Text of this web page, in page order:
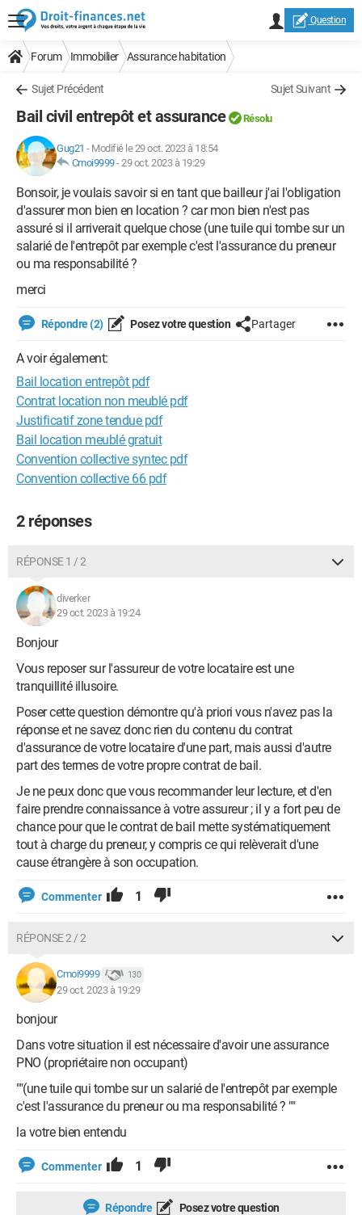
Question
Forum Immobilier Assurance habitation
Sujet Précédent Sujet Suivant
Bail civil entrepôt et assurance Résolu
Gug21 - Modifié le 29 oct. 2023 à 18:54
Cmoi9999-29 oct. 2023 à 19:29
Bonsoir, je voulais savoir si en tant que bailleur j'ai l'obligation
d'assurer mon bien en location ? car mon bien n'est pas
assuré si il arriverait quelque chose (une tuile qui tombe sur un
salarié de l'entrepôt par exemple c'est l'assurance du preneur
ou ma responsabilité ?
merci
Répondre (2) Posez votre question Partager
A voir également:
Bail location entrepôt pdf
Contrat location non meublé pdf
Justificatif zone tendue pdf
Bail location meublé gratuit
Convention collective syntec pdf
Convention collective 66 pdf
2 réponses
RÉPONSE 1 / 2
diverker
29 oct. 2023 à 19:24
Bonjour
Vous reposer sur l'assureur de votre locataire est une
tranquillité illusoire.
Poser cette question démontre qu'à priori vous n'avez pas la
réponse et ne savez donc rien du contenu du contrat
d'assurance de votre locataire d'une part, mais aussi d'autre
part des termes de votre propre contrat de bail.
Je ne peux donc que vous recommander leur lecture, et d'en
faire prendre connaissance à votre assureur ; il y a fort peu de
chance pour que le contrat de bail mette systématiquement
tout à charge du preneur, y compris ce qui relèverait d'une
cause étrangère à son occupation.
Commenter 1
RÉPONSE 2 / 2
Cmoi9999 130
29 oct. 2023 à 19:29
bonjour
Dans votre situation il est nécessaire d'avoir une assurance
PNO (propriétaire non occupant)
""(une tuile qui tombe sur un salarié de l'entrepôt par exemple
c'est l'assurance du preneur ou ma responsabilité ? ""
la votre bien entendu
Commenter 1
Répondre Posez votre question